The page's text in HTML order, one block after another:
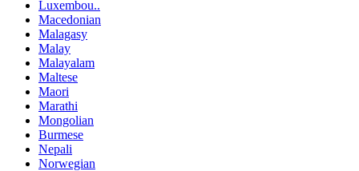
Luxembou..
Macedonian
Malagasy
Malay
Malayalam
Maltese
Maori
Marathi
Mongolian
Burmese
Nepali
Norwegian